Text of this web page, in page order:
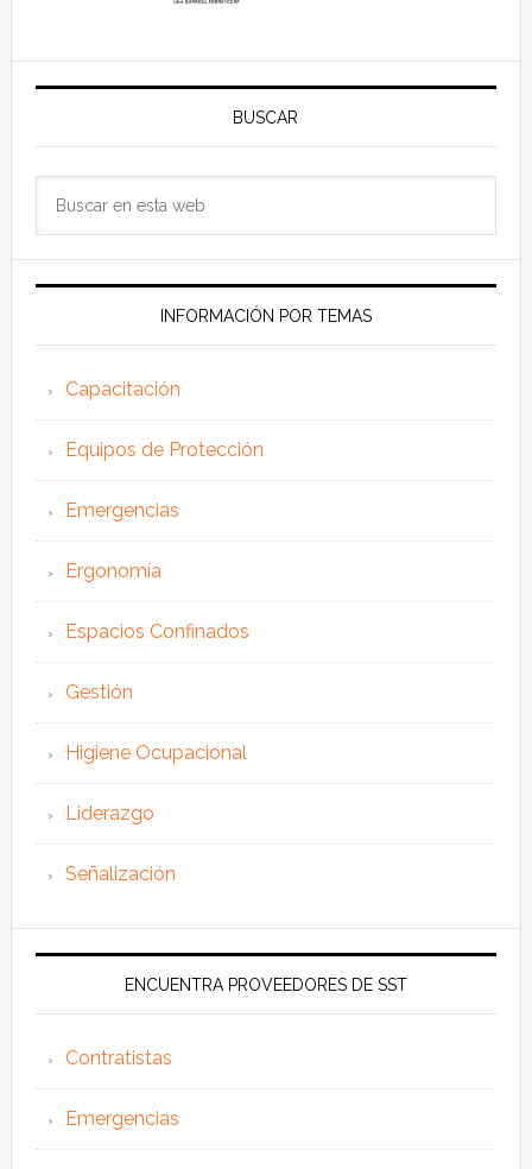
BUSCAR
web
INFORMACIÓN POR TEMAS
Capacitación
Equipos de Protección
Emergencias
Ergonomía
Espacios Confinados
Gestión
Higiene Ocupacional
Liderazgo
Señalización
ENCUENTRA PROVEEDORES DE SST
Contratistas
Emergencias